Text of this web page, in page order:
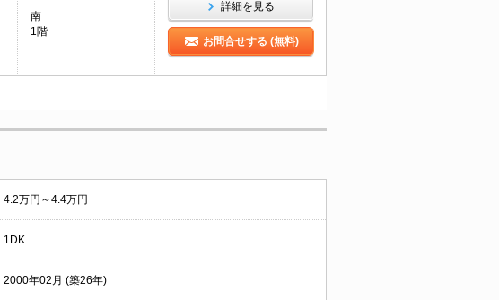
南
1階
詳細を見る
お問合せする (無料)
4.2万円～4.4万円
1DK
2000年02月 (築26年)